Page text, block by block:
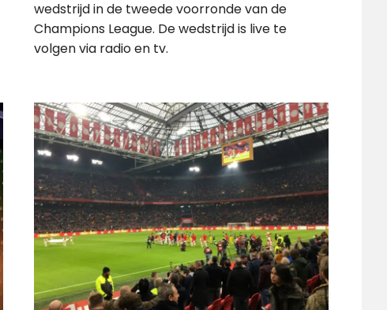
wedstrijd in de tweede voorronde van de
Champions League. De wedstrijd is live te
volgen via radio en tv.